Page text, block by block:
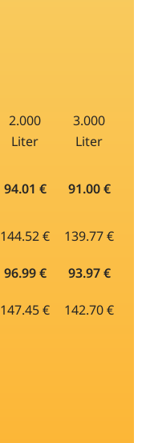
2.000
Liter
3.000
Liter
94.01 € 91.00 €
144.52 € 139.77 €
96.99 € 93.97 €
147.45 € 142.70 €